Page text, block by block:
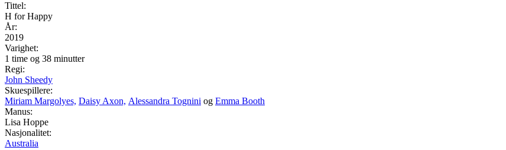
Tittel:
H for Happy
År:
2019
Varighet:
1 time og 38 minutter
Regi:
John Sheedy
Skuespillere:
Miriam Margolyes, Daisy Axon, Alessandra Tognini og Emma Booth
Manus:
Lisa Hoppe
Nasjonalitet:
Australia